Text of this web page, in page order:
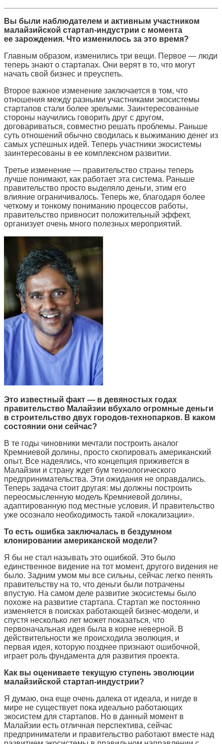
Вы были наблюдателем и активным участником
малайзийской стартап-индустрии с момента
ее зарождения. Что изменилось за это время?
Главным образом, изменились три вещи. Первое — люди
теперь знают о стартапах. Они верят в то, что могут
начать свой бизнес и преуспеть.
Второе важное изменение заключается в том, что
отношения между разными участниками экосистемы
стартапов стали более зрелыми. Заинтересованные
стороны научились говорить друг с другом,
договариваться, совместно решать проблемы. Раньше
суть отношений обычно сводилась к выжиманию денег из
самых успешных идей. Теперь участники экосистемы
заинтересованы в ее комплексном развитии.
Третье изменение — правительство страны теперь
лучше понимают, как работает эта система. Раньше
правительство просто выделяло деньги, этим его
влияние ограничивалось. Теперь же, благодаря более
четкому и тонкому пониманию процессов работы,
правительство привносит положительный эффект,
организует очень много полезных мероприятий.
Это известный факт — в девяностых годах
правительство Малайзии вбухало огромные деньги
в строительство двух городов-технопарков. В каком
состоянии они сейчас?
В те годы чиновники мечтали построить аналог
Кремниевой долины, просто скопировать американский
опыт. Все надеялись, что концепция приживется в
Малайзии и страну ждет бум технологического
предпринимательства. Эти ожидания не оправдались.
Теперь задача стоит другая: мы должны построить
переосмысленную модель Кремниевой долины,
адаптированную под местные условия. И правительство
уже осознало необходимость такой «локализации».
То есть ошибка заключалась в бездумном
клонировании американской модели?
Я бы не стал называть это ошибкой. Это было
единственное видение на тот момент, другого видения не
было. Задним умом мы все сильны, сейчас легко пенять
правительству на то, что деньги были потрачены
впустую. На самом деле развитие экосистемы было
похоже на развитие стартапа. Стартап же постоянно
изменяется в поисках работающей бизнес-модели, и
спустя несколько лет может показаться, что
первоначальная идея была в корне неверной. В
действительности же происходила эволюция, и
первая идея, которую позднее признают ошибочной,
играет роль фундамента для развития проекта.
Как вы оцениваете текущую ступень эволюции
малайзийской стартап-индустрии?
Я думаю, она еще очень далека от идеала, и нигде в
мире не существует пока идеально работающих
экосистем для стартапов. Но в данный момент в
Малайзии есть отличная перспектива, сейчас
предприниматели и правительство работают вместе над